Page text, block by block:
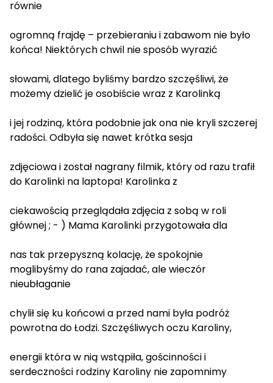
równie
ogromną frajdę – przebieraniu i zabawom nie było
końca! Niektórych chwil nie sposób wyrazić
słowami, dlatego byliśmy bardzo szczęśliwi, że
możemy dzielić je osobiście wraz z Karolinką
i jej rodziną, która podobnie jak ona nie kryli szczerej
radości. Odbyła się nawet krótka sesja
zdjęciowa i został nagrany filmik, który od razu trafił
do Karolinki na laptopa! Karolinka z
ciekawością przeglądała zdjęcia z sobą w roli
głównej ; - ) Mama Karolinki przygotowała dla
nas tak przepyszną kolację, że spokojnie
moglibyśmy do rana zajadać, ale wieczór
nieubłaganie
chylił się ku końcowi a przed nami była podróż
powrotna do Łodzi. Szczęśliwych oczu Karoliny,
energii która w nią wstąpiła, gościnności i
serdeczności rodziny Karoliny nie zapomnimy